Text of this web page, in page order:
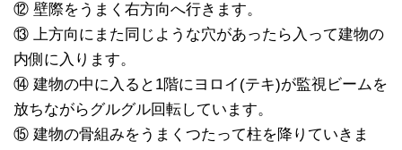
⑫ 壁際をうまく右方向へ行きます。
⑬ 上方向にまた同じような穴があったら入って建物の
内側に入ります。
⑭ 建物の中に入ると1階にヨロイ(テキ)が監視ビームを
放ちながらグルグル回転しています。
⑮ 建物の骨組みをうまくつたって柱を降りていきま